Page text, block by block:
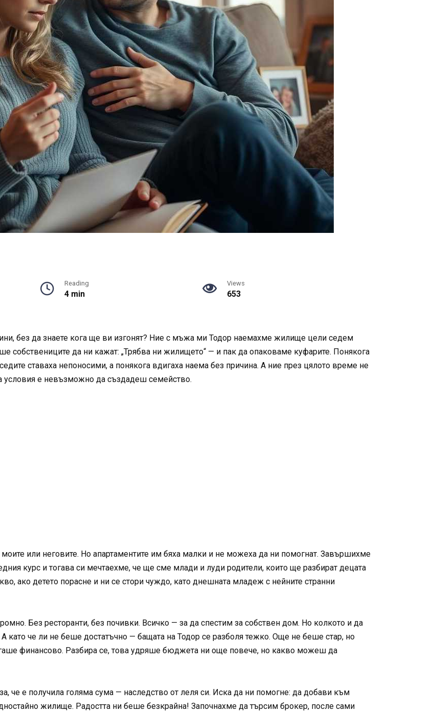
Reading
4 min
Views
653
без да знаете кога ще ви изгонят? Ние с мъжа ми Тодор наемахме жилище цели седем
собствениците да ни кажат: „Трябва ни жилището“ — и пак да опаковаме куфарите. Понякога
ставаха непоносими, а понякога вдигаха наема без причина. А ние през цялото време не
е невъзможно да създадеш семейство.
или неговите. Но апартаментите им бяха малки и не можеха да ни помогнат. Завършихме
курс и тогава си мечтаехме, че ще сме млади и луди родители, които ще разбират децата
ако детето порасне и ни се стори чуждо, като днешната младеж с нейните странни
Без ресторанти, без почивки. Всичко — за да спестим за собствен дом. Но колкото и да
като че ли не беше достатъчно — бащата на Тодор се разболя тежко. Още не беше стар, но
финансово. Разбира се, това удряше бюджета ни още повече, но какво можеш да
че е получила голяма сума — наследство от леля си. Иска да ни помогне: да добави към
жилище. Радостта ни беше безкрайна! Започнахме да търсим брокер, после сами